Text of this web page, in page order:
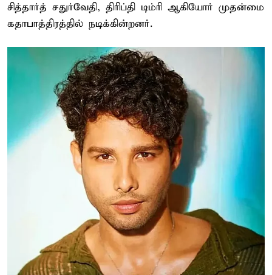
சித்தார்த் சதுர்வேதி, திரிப்தி டிம்ரி ஆகியோர் முதன்மை
கதாபாத்திரத்தில் நடிக்கின்றனர்.